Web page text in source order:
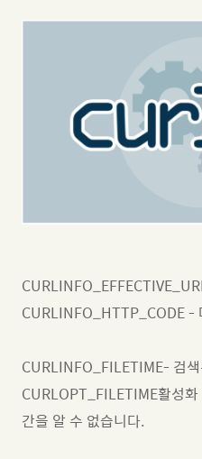
CURLINFO_HTTP_CODE -
CURLINFO_FILETIME- 검
CURLOPT_FILETIME활성
간을 알 수 없습니다.